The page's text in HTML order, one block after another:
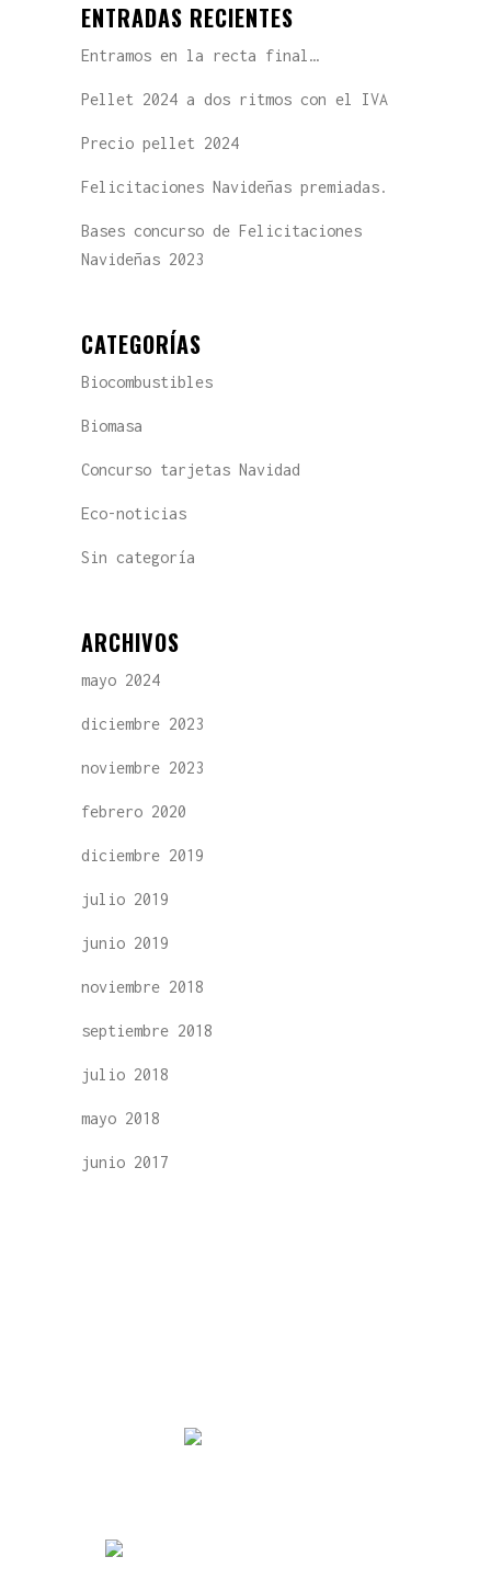
ENTRADAS RECIENTES
Entramos en la recta final…
Pellet 2024 a dos ritmos con el IVA
Precio pellet 2024
Felicitaciones Navideñas premiadas.
Bases concurso de Felicitaciones
Navideñas 2023
CATEGORÍAS
Biocombustibles
Biomasa
Concurso tarjetas Navidad
Eco-noticias
Sin categoría
ARCHIVOS
mayo 2024
diciembre 2023
noviembre 2023
febrero 2020
diciembre 2019
julio 2019
junio 2019
noviembre 2018
septiembre 2018
julio 2018
mayo 2018
junio 2017